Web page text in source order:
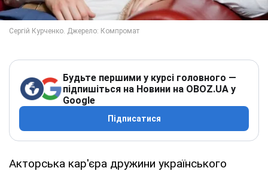
Будьте першими у курсі головного —
підпишіться на Новини на OBOZ.UA у
Google
Підписатися
Акторська кар'єра дружини українського